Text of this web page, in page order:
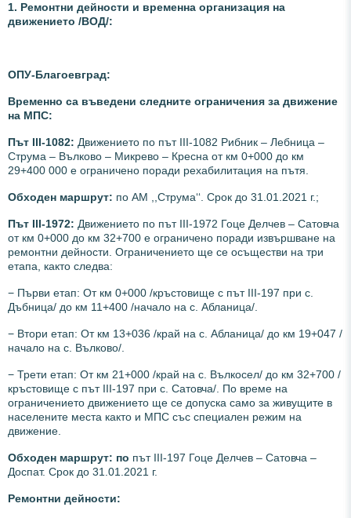
1. Ремонтни дейности и временна организация на
движението /ВОД/:
ОПУ-Благоевград:
Временно са въведени следните ограничения за движение
на МПС:
Път III-1082: Движението по път III-1082 Рибник – Лебница –
Струма – Вълково – Микрево – Кресна от км 0+000 до км
29+400 000 е ограничено поради рехабилитация на пътя.
Обходен маршрут: по АМ ,,Струма‘‘. Срок до 31.01.2021 г.;
Път III-1972: Движението по път III-1972 Гоце Делчев – Сатовча
от км 0+000 до км 32+700 е ограничено поради извършване на
ремонтни дейности. Ограничението ще се осъществи на три
етапа, както следва:
− Първи етап: От км 0+000 /кръстовище с път III-197 при с.
Дъбница/ до км 11+400 /начало на с. Абланица/.
− Втори етап: От км 13+036 /край на с. Абланица/ до км 19+047 /
начало на с. Вълково/.
− Трети етап: От км 21+000 /край на с. Вълкосел/ до км 32+700 /
кръстовище с път III-197 при с. Сатовча/. По време на
ограничението движението ще се допуска само за живущите в
населените места както и МПС със специален режим на
движение.
Обходен маршрут: по път III-197 Гоце Делчев – Сатовча –
Доспат. Срок до 31.01.2021 г.
Ремонтни дейности: